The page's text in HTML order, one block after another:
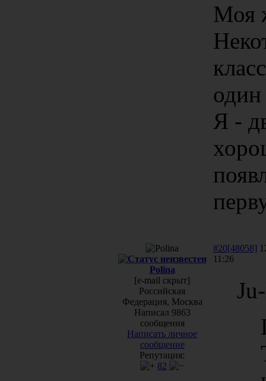
Моя
один
Я -
Polina
[e-mail скрыт]
Российская
Федерация, Москва
Написал 9863
сообщения
Написать личное
сообщение
Репутация:
82
#20[48058]
11:26